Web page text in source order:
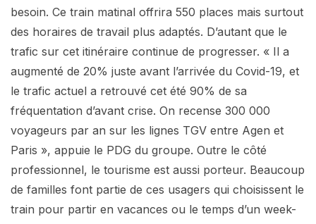
besoin. Ce train matinal offrira 550 places mais surtout
des horaires de travail plus adaptés. D’autant que le
trafic sur cet itinéraire continue de progresser. « Il a
augmenté de 20% juste avant l’arrivée du Covid-19, et
le trafic actuel a retrouvé cet été 90% de sa
fréquentation d’avant crise. On recense 300 000
voyageurs par an sur les lignes TGV entre Agen et
Paris », appuie le PDG du groupe. Outre le côté
professionnel, le tourisme est aussi porteur. Beaucoup
de familles font partie de ces usagers qui choisissent le
train pour partir en vacances ou le temps d’un week-